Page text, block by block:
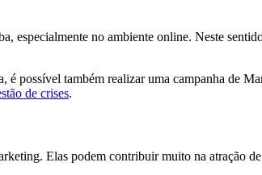
especialmente no ambiente online. Neste
é possível também realizar uma campanha de
de crises.
Elas podem contribuir muito na atração